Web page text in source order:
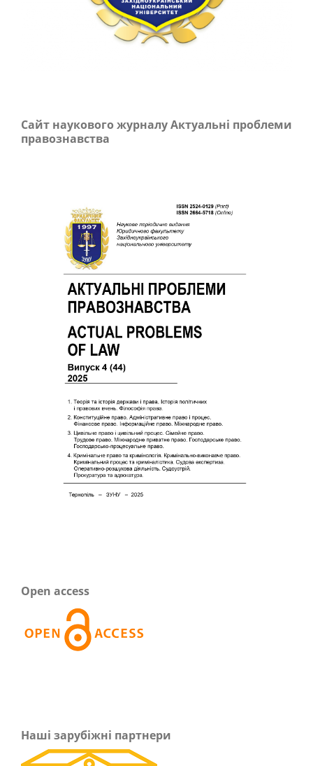
Сайт наукового журналу Актуальні проблеми
правознавства
Open access
Наші зарубіжні партнери